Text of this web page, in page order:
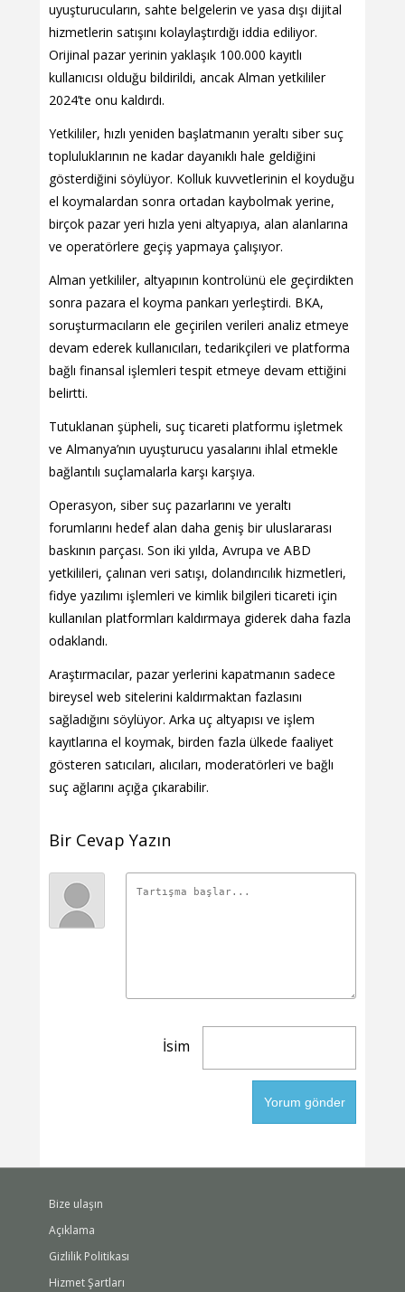
uyuşturucuların, sahte belgelerin ve yasa dışı dijital
hizmetlerin satışını kolaylaştırdığı iddia ediliyor.
Orijinal pazar yerinin yaklaşık 100.000 kayıtlı
kullanıcısı olduğu bildirildi, ancak Alman yetkililer
2024’te onu kaldırdı.
Yetkililer, hızlı yeniden başlatmanın yeraltı siber suç
topluluklarının ne kadar dayanıklı hale geldiğini
gösterdiğini söylüyor. Kolluk kuvvetlerinin el koyduğu
el koymalardan sonra ortadan kaybolmak yerine,
birçok pazar yeri hızla yeni altyapıya, alan alanlarına
ve operatörlere geçiş yapmaya çalışıyor.
Alman yetkililer, altyapının kontrolünü ele geçirdikten
sonra pazara el koyma pankarı yerleştirdi. BKA,
soruşturmacıların ele geçirilen verileri analiz etmeye
devam ederek kullanıcıları, tedarikçileri ve platforma
bağlı finansal işlemleri tespit etmeye devam ettiğini
belirtti.
Tutuklanan şüpheli, suç ticareti platformu işletmek
ve Almanya’nın uyuşturucu yasalarını ihlal etmekle
bağlantılı suçlamalarla karşı karşıya.
Operasyon, siber suç pazarlarını ve yeraltı
forumlarını hedef alan daha geniş bir uluslararası
baskının parçası. Son iki yılda, Avrupa ve ABD
yetkilileri, çalınan veri satışı, dolandırıcılık hizmetleri,
fidye yazılımı işlemleri ve kimlik bilgileri ticareti için
kullanılan platformları kaldırmaya giderek daha fazla
odaklandı.
Araştırmacılar, pazar yerlerini kapatmanın sadece
bireysel web sitelerini kaldırmaktan fazlasını
sağladığını söylüyor. Arka uç altyapısı ve işlem
kayıtlarına el koymak, birden fazla ülkede faaliyet
gösteren satıcıları, alıcıları, moderatörleri ve bağlı
suç ağlarını açığa çıkarabilir.
Bir Cevap Yazın
İsim
Bize ulaşın
Açıklama
Gizlilik Politikası
Hizmet Şartları